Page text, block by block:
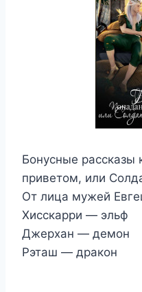
Бонусные рассказы
приветом, или
От лица мужей
Хисскарри — эльф
Джерхан — демон
Рэташ — дракон